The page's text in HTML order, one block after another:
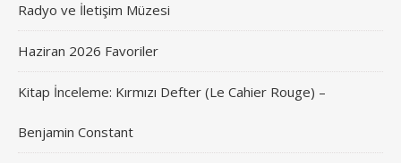
Radyo ve İletişim Müzesi
Haziran 2026 Favoriler
Kitap İnceleme: Kırmızı Defter (Le Cahier Rouge) –
Benjamin Constant